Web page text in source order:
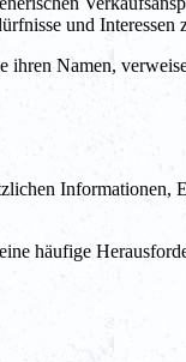
und Interessen
Namen,
Informationen,
häufige